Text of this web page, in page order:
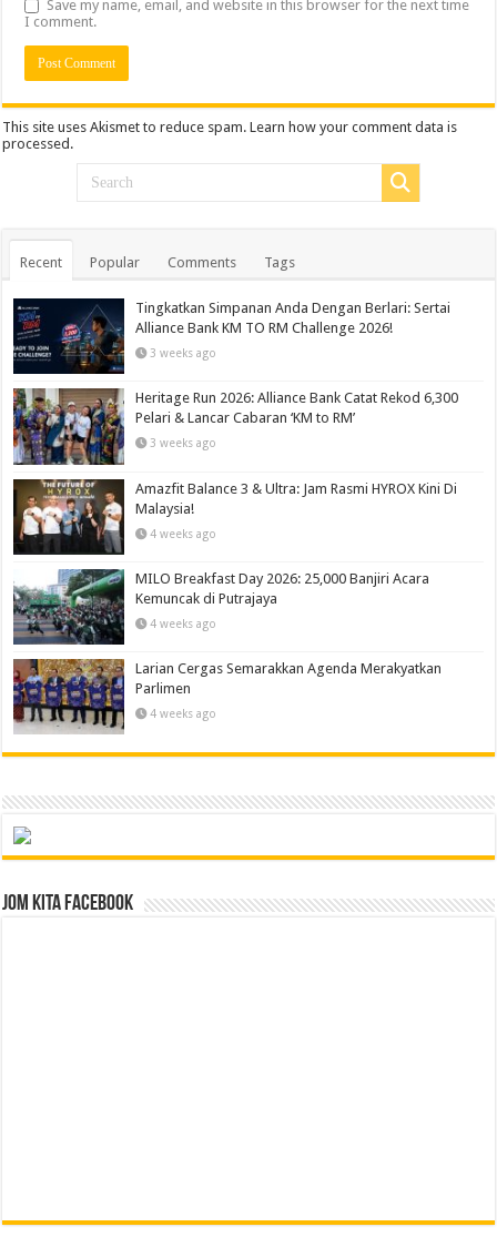
Save my name, email, and website in this browser for the next time
I comment.
This site uses Akismet to reduce spam.Learn how your comment data is
processed.
Recent Popular Comments Tags
Tingkatkan Simpanan Anda Dengan Berlari: Sertai
Alliance Bank KM TO RM Challenge 2026!
3 weeks ago
Heritage Run 2026: Alliance Bank Catat Rekod 6,300
Pelari & Lancar Cabaran ‘KM to RM’
3 weeks ago
Amazfit Balance 3 & Ultra: Jam Rasmi HYROX Kini Di
Malaysia!
4 weeks ago
MILO Breakfast Day 2026: 25,000 Banjiri Acara
Kemuncak di Putrajaya
4 weeks ago
Larian Cergas Semarakkan Agenda Merakyatkan
Parlimen
4 weeks ago
Jom Kita Facebook